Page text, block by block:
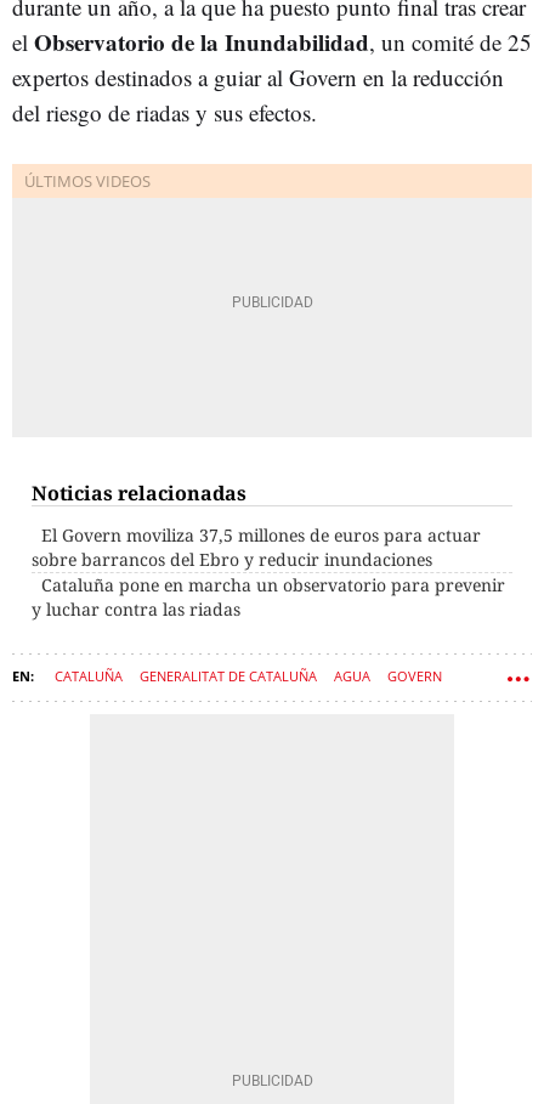
durante un año, a la que ha puesto punto final tras crear
el Observatorio de la Inundabilidad, un comité de 25
expertos destinados a guiar al Govern en la reducción
del riesgo de riadas y sus efectos.
Noticias relacionadas
El Govern moviliza 37,5 millones de euros para actuar
sobre barrancos del Ebro y reducir inundaciones
Cataluña pone en marcha un observatorio para prevenir
y luchar contra las riadas
CATALUÑA GENERALITAT DE CATALUÑA AGUA GOVERN